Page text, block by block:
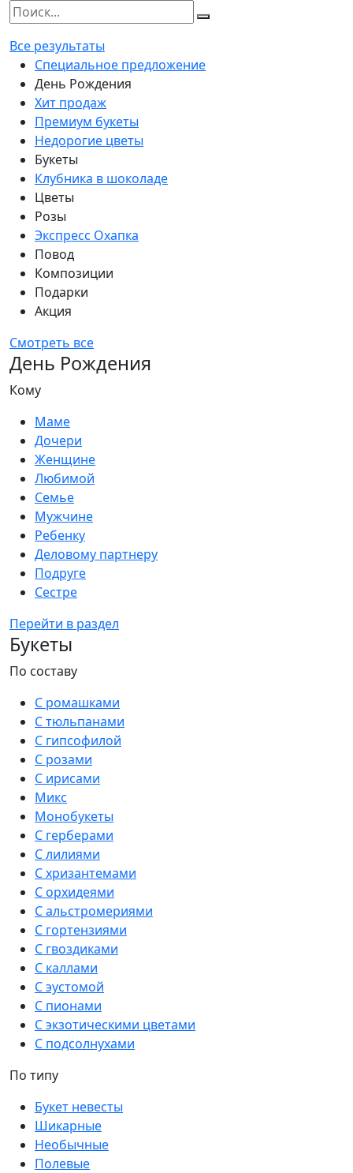
Все результаты
Специальное предложение
День Рождения
Хит продаж
Премиум букеты
Недорогие цветы
Букеты
Клубника в шоколаде
Цветы
Розы
Экспресс Охапка
Повод
Композиции
Подарки
Акция
Смотреть все
День Рождения
Кому
Маме
Дочери
Женщине
Любимой
Семье
Мужчине
Ребенку
Деловому партнеру
Подруге
Сестре
Перейти в раздел
Букеты
По составу
С ромашками
С тюльпанами
С гипсофилой
С розами
С ирисами
Микс
Монобукеты
С герберами
С лилиями
С хризантемами
С орхидеями
С альстромериями
С гортензиями
С гвоздиками
С каллами
С эустомой
С пионами
С экзотическими цветами
С подсолнухами
По типу
Букет невесты
Шикарные
Необычные
Полевые